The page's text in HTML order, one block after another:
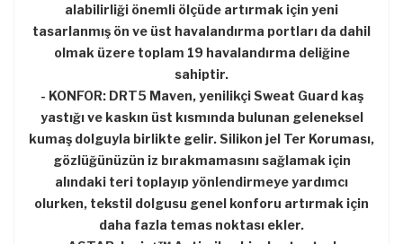
alabilirliği önemli ölçüde artırmak için yeni
tasarlanmış ön ve üst havalandırma portları da dahil
olmak üzere toplam 19 havalandırma deliğine
sahiptir.
- KONFOR: DRT5 Maven, yenilikçi Sweat Guard kaş
yastığı ve kaskın üst kısmında bulunan geleneksel
kumaş dolguyla birlikte gelir. Silikon jel Ter Koruması,
gözlüğünüzün iz bırakmamasını sağlamak için
alındaki teri toplayıp yönlendirmeye yardımcı
olurken, tekstil dolgusu genel konforu artırmak için
daha fazla temas noktası ekler.